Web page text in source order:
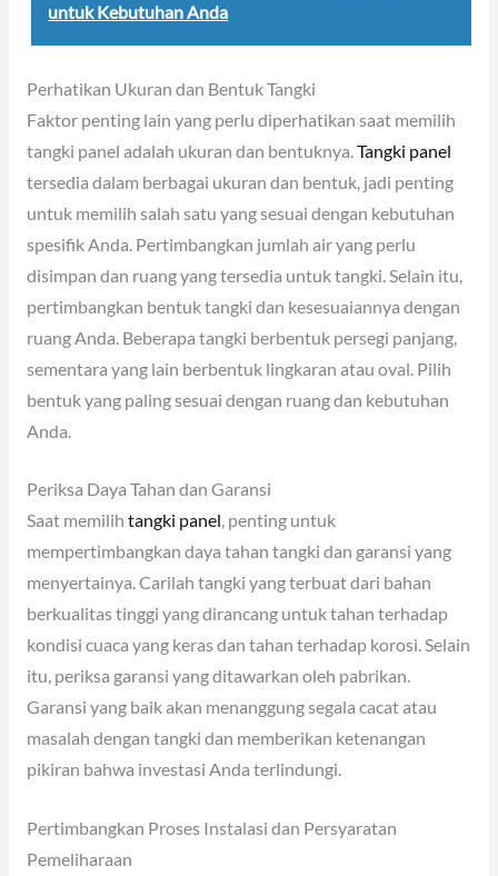
untuk Kebutuhan Anda
Perhatikan Ukuran dan Bentuk Tangki
Faktor penting lain yang perlu diperhatikan saat memilih
tangki panel adalah ukuran dan bentuknya.Tangki panel
tersedia dalam berbagai ukuran dan bentuk, jadi penting
untuk memilih salah satu yang sesuai dengan kebutuhan
spesifik Anda. Pertimbangkan jumlah air yang perlu
disimpan dan ruang yang tersedia untuk tangki. Selain itu,
pertimbangkan bentuk tangki dan kesesuaiannya dengan
ruang Anda. Beberapa tangki berbentuk persegi panjang,
sementara yang lain berbentuk lingkaran atau oval. Pilih
bentuk yang paling sesuai dengan ruang dan kebutuhan
Anda.
Periksa Daya Tahan dan Garansi
Saat memilih tangki panel, penting untuk
mempertimbangkan daya tahan tangki dan garansi yang
menyertainya. Carilah tangki yang terbuat dari bahan
berkualitas tinggi yang dirancang untuk tahan terhadap
kondisi cuaca yang keras dan tahan terhadap korosi. Selain
itu, periksa garansi yang ditawarkan oleh pabrikan.
Garansi yang baik akan menanggung segala cacat atau
masalah dengan tangki dan memberikan ketenangan
pikiran bahwa investasi Anda terlindungi.
Pertimbangkan Proses Instalasi dan Persyaratan
Pemeliharaan